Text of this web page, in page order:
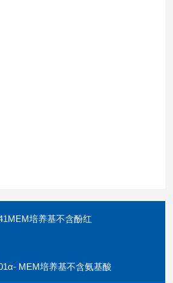
培养基不含酚红
MEM培养基不含氨基酸